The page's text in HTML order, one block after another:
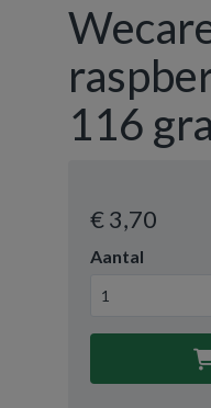
116
€ 3,70
Aantal